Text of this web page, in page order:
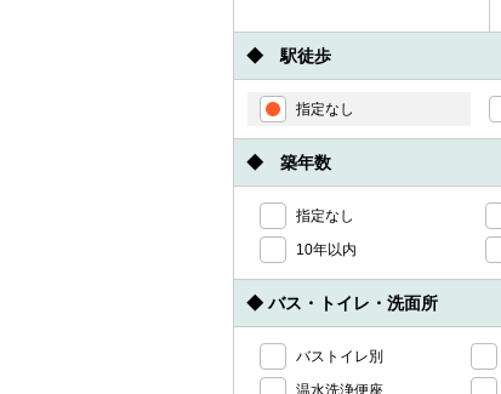
◆ 駅徒歩
指定なし
◆ 築年数
指定なし
10年以内
◆ バス・トイレ・洗面所
バストイレ別
温水洗浄便座